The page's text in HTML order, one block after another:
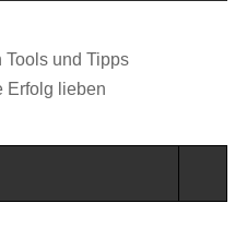
Tools und Tipps
Erfolg lieben